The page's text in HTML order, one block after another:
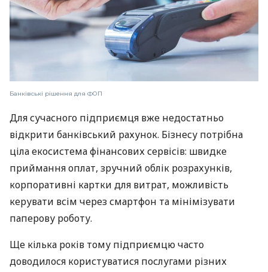
Банківські рішення для ФОП
Для сучасного підприємця вже недостатньо
відкрити банківський рахунок. Бізнесу потрібна
ціла екосистема фінансових сервісів: швидке
приймання оплат, зручний облік розрахунків,
корпоративні картки для витрат, можливість
керувати всім через смартфон та мінімізувати
паперову роботу.
Ще кілька років тому підприємцю часто
доводилося користуватися послугами різних